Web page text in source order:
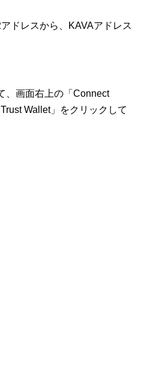
ドレスから、KAVAアドレス
、画面右上の「Connect
Wallet」をクリックして